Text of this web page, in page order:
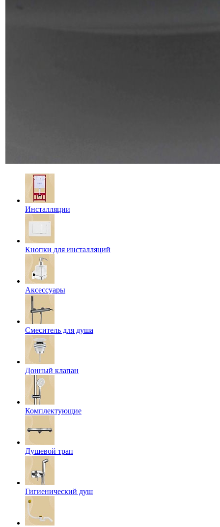
Инсталляции
Кнопки для инсталляций
Аксессуары
Смеситель для душа
Донный клапан
Комплектующие
Душевой трап
Гигиенический душ